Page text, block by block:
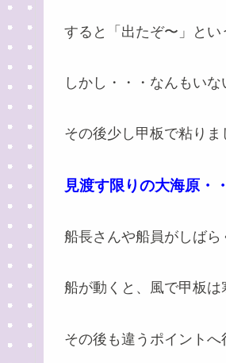
すると「出たぞ〜」とい
しかし・・・なんもいな
その後少し甲板で粘りま
見渡す限りの大海原・
船長さんや船員がしばら
船が動くと、風で甲板は
その後も違うポイントへ